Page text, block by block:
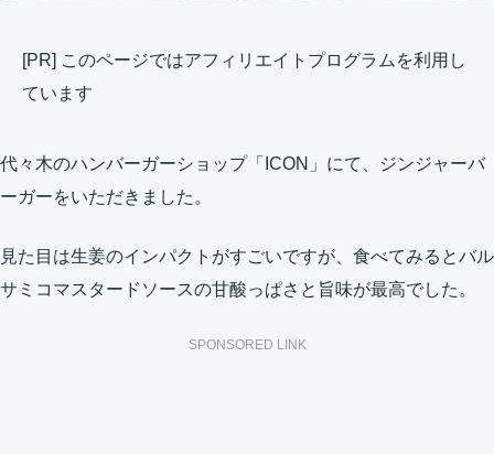
[PR] このページではアフィリエイトプログラムを利用し
ています
代々木のハンバーガーショップ「ICON」にて、ジンジャーバ
ーガーをいただきました。
見た目は生姜のインパクトがすごいですが、食べてみるとバル
サミコマスタードソースの甘酸っぱさと旨味が最高でした。
SPONSORED LINK